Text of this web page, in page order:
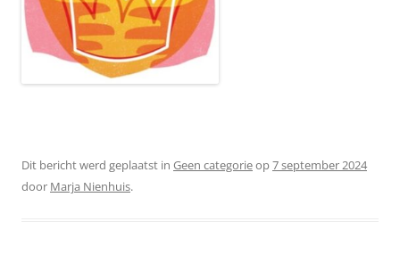
Dit bericht werd geplaatst in Geen categorieop7 september 2024
door Marja Nienhuis.